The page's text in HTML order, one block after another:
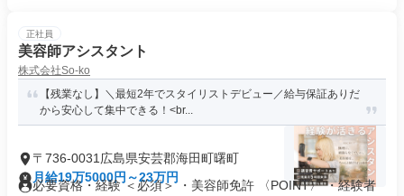
正社員
美容師アシスタント
株式会社So-ko
【残業なし】＼最短2年でスタイリストデビュー／給与保証ありだ
から安心して集中できる！<br...
〒736-0031広島県安芸郡海田町曙町
月給19万5000円～23万円
必要資格・経験 ＜必須＞ ・美容師免許 〈POINT〉 ・経験者